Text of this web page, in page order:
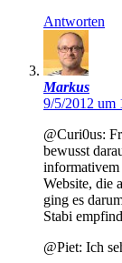
Antworten
Markus
9/5/2012 um
@Curi0us:
bewusst
informativem
Website, die
ging es
Stabi
@Piet: Ich